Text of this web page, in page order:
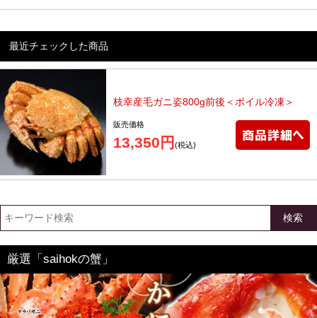
最近チェックした商品
枝幸産毛ガニ姿800g前後＜ボイル冷凍＞
販売価格
13,350円 (税込)
検索
厳選「saihokの蟹」